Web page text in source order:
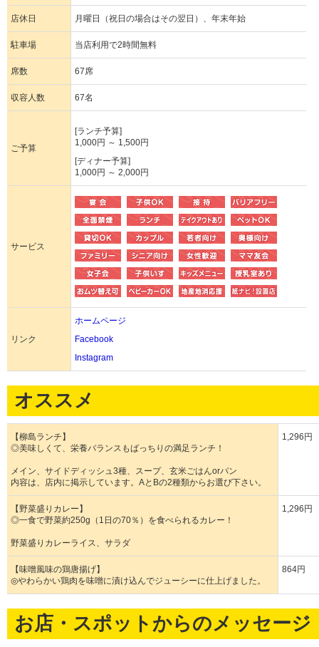
店休日 月曜日（祝日の場合はその翌日）、年末年始
駐車場 当店利用で2時間無料
席数 67席
収容人数 67名
ご予算
[ランチ予算]
1,000円 ～ 1,500円
[ディナー予算]
1,000円 ～ 2,000円
サービス
リンク
ホームページ
Facebook
Instagram
オススメ
【柳島ランチ】
◎美味しくて、栄養バランスもばっちりの満足ランチ！
メイン、サイドディッシュ3種、スープ、玄米ごはんorパン
内容は、店内に掲示しています。AとBの2種類からお選び下さい。
1,296円
【野菜盛りカレー】
◎一食で野菜約250g（1日の70％）を食べられるカレー！
野菜盛りカレーライス、サラダ
1,296円
【味噌風味の鶏唐揚げ】
◎やわらかい鶏肉を味噌に漬け込んでジューシーに仕上げました。
864円
お店・スポットからのメッセージ